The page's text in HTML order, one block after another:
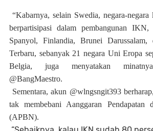
“Kabarnya, selain Swedia, negara-
berpartisipasi dalam pembangunan
Spanyol, Finlandia, Brunei Darussalam,
Terbaru, sebanyak 21 negara Uni Eropa
Belgia, juga menyatakan
@BangMaestro.
Sementara, akun @wlngsngit393
tak membebani Aanggaran Pendapatan
(APBN).